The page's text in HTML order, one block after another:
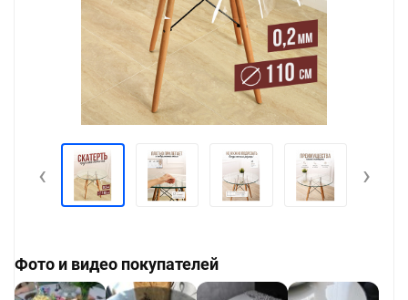
‹ ›
Фото и видео покупателей